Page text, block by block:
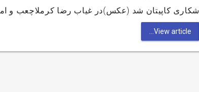
شکاری کاپیتان شد (عکس)در غیاب رضا کرملاچعب و
View article...